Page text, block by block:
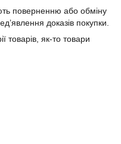
поверненню або обміну
доказів покупки.
товарів, як-то товари